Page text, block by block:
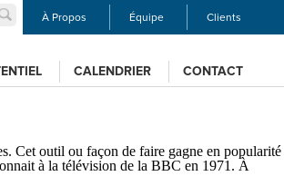
À Propos Équipe Clients
CALENDRIER
CONTACT
Cet outil ou façon de faire gagne en popularité
à la télévision de la BBC en 1971. À